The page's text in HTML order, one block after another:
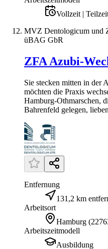
Vollzeit |
MVZ Dentologicum und
üBAG GbR
ZFA Azubi-
Sie stecken mitten in der
möchten die Praxis
Hamburg-Othmarschen,
Bahrenfeld gelegen,
Entfernung
131,2 km
Arbeitsort
Hamburg (
Arbeitszeitmodell
Ausbildung